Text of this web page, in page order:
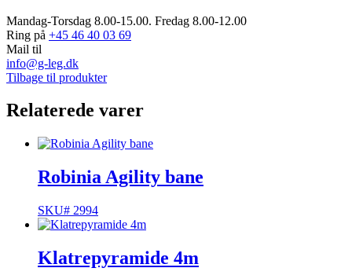
Mandag-Torsdag 8.00-15.00. Fredag 8.00-12.00
Ring på +45 46 40 03 69
Mail til
info@g-leg.dk
Tilbage til produkter
Relaterede varer
Robinia Agility bane
SKU# 2994
Klatrepyramide 4m